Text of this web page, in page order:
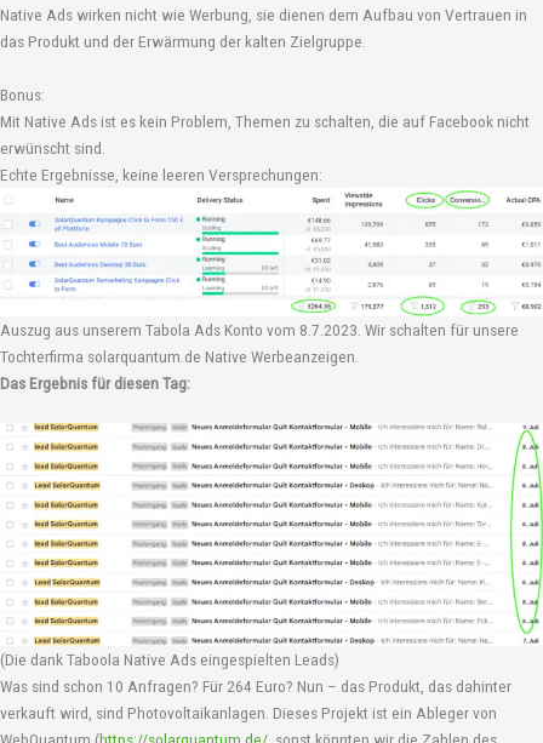
Native Ads wirken nicht wie Werbung, sie dienen dem Aufbau von Vertrauen in
das Produkt und der Erwärmung der kalten Zielgruppe.
Bonus:
Mit Native Ads ist es kein Problem, Themen zu schalten, die auf Facebook nicht
erwünscht sind.
Echte Ergebnisse, keine leeren Versprechungen:
Auszug aus unserem Tabola Ads Konto vom 8.7.2023. Wir schalten für unsere
Tochterfirma solarquantum.de Native Werbeanzeigen.
Das Ergebnis für diesen Tag:
(Die dank Taboola Native Ads eingespielten Leads)
Was sind schon 10 Anfragen? Für 264 Euro? Nun – das Produkt, das dahinter
verkauft wird, sind Photovoltaikanlagen. Dieses Projekt ist ein Ableger von
WebQuantum (https://solarquantum.de/ , sonst könnten wir die Zahlen des